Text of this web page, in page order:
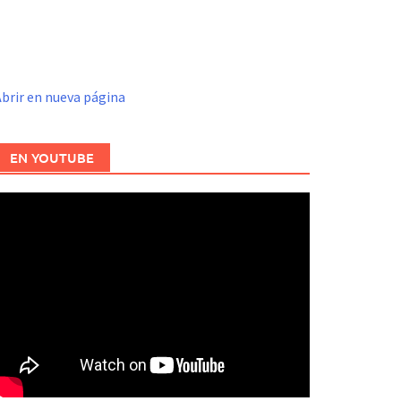
en nueva página
EN YOUTUBE